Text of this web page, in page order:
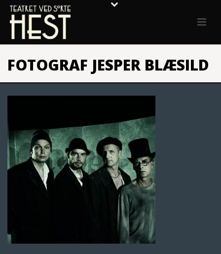
FOTOGRAF JESPER BLÆSILD